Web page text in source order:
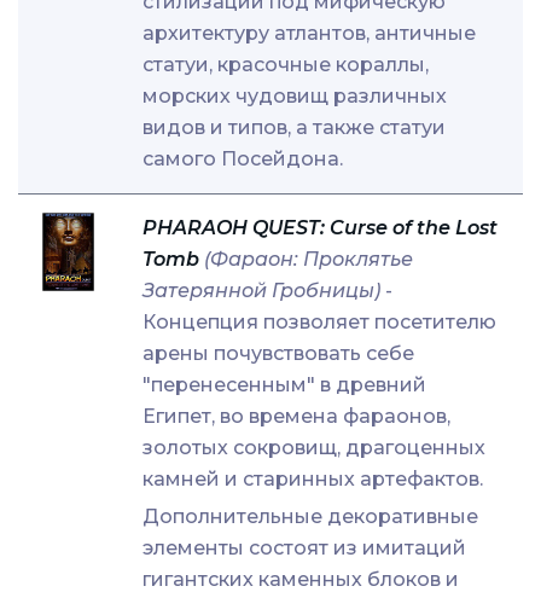
архитектуру атлантов, античные
статуи, красочные кораллы,
морских чудовищ различных
видов и типов, а также статуи
самого Посейдона.
PHARAOH QUEST: Curse of the Lost
Tomb (Фараон: Проклятье
Затерянной Гробницы) -
Концепция позволяет посетителю
арены почувствовать себе
"перенесенным" в древний
Египет, во времена фараонов,
золотых сокровищ, драгоценных
камней и старинных артефактов.
Дополнительные декоративные
элементы состоят из имитаций
гигантских каменных блоков и